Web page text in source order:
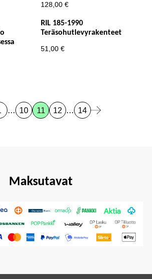
128,00 €
RIL 185-1990
Teräsohutlevyrakenteet
51,00 €
sivu
…
Sivu:
10
Sivu:
11
Sivu:
12 …
Sivu:
14 Seuraava sivu
Maksutavat